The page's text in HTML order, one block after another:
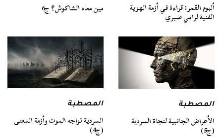
ألبوم القمر: قراءة في أزمة الهوية
الفنية لرامي صبري
مين معاه الشاكوش؟ ج6
المصطبة
الأعراض الجانبية لنجاة السردية
(ج5)
المصطبة
السردية تواجه الموت وأزمة المعنى
(ج4)